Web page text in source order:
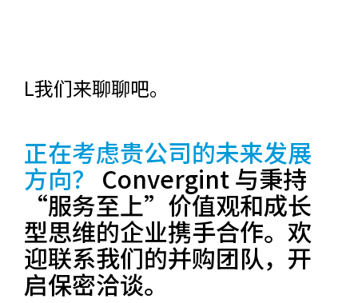
L我们来聊聊吧。
正在考虑贵公司的未来发展
方向？ Convergint 与秉持
“服务至上”价值观和成长
型思维的企业携手合作。欢
迎联系我们的并购团队，开
启保密洽谈。